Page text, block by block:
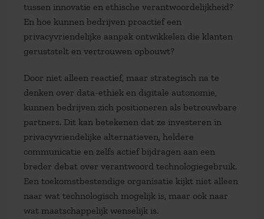
tussen innovatie en ethische verantwoordelijkheid?
En hoe kunnen bedrijven proactief een
privacyvriendelijke aanpak ontwikkelen die klanten
geruststelt en vertrouwen opbouwt?
Door niet alleen reactief, maar strategisch na te
denken over data-ethiek en digitale autonomie,
kunnen bedrijven zich positioneren als betrouwbare
partners. Dit kan betekenen dat ze investeren in
privacyvriendelijke alternatieven, heldere
communicatie en zelfs actief bijdragen aan een
breder debat over verantwoord technologiegebruik.
Een toekomstbestendige organisatie kijkt niet alleen
naar wat technologisch mogelijk is, maar ook naar
wat maatschappelijk wenselijk is.